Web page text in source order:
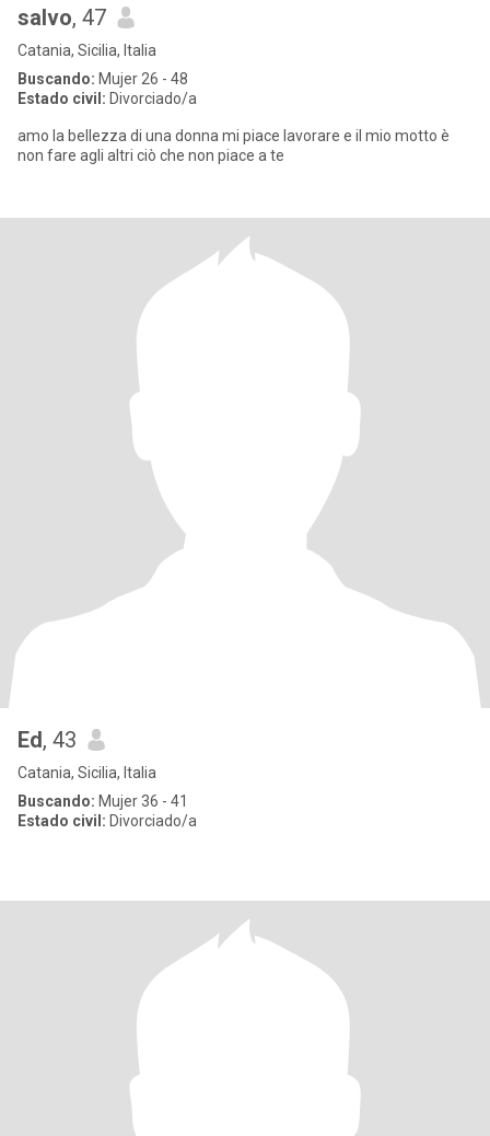
salvo, 47
Catania, Sicilia, Italia
Buscando: Mujer 26 - 48
Estado civil: Divorciado/a
amo la bellezza di una donna mi piace lavorare e il mio motto è
non fare agli altri ciò che non piace a te
Ed, 43
Catania, Sicilia, Italia
Buscando: Mujer 36 - 41
Estado civil: Divorciado/a